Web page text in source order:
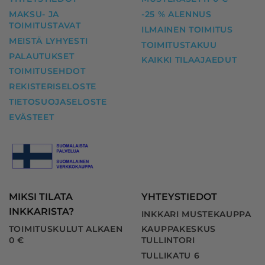
MAKSU- JA
TOIMITUSTAVAT
MEISTÄ LYHYESTI
PALAUTUKSET
TOIMITUSEHDOT
REKISTERISELOSTE
TIETOSUOJASELOSTE
EVÄSTEET
-25 % ALENNUS
ILMAINEN TOIMITUS
TOIMITUSTAKUU
KAIKKI TILAAJAEDUT
MIKSI TILATA
INKKARISTA?
TOIMITUSKULUT ALKAEN
0 €
YHTEYSTIEDOT
INKKARI MUSTEKAUPPA
KAUPPAKESKUS
TULLINTORI
TULLIKATU 6